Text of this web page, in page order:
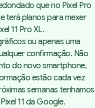
que no Pixel Pro
terá planos para mexer
11 Pro XL.
ou apenas uma
confirmação. Não
do novo smartphone,
estão cada vez
semanas tenhamos
11 da Google.